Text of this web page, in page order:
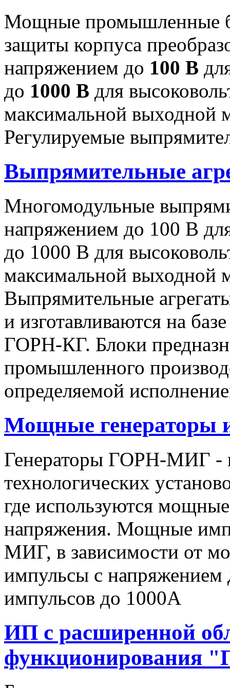
Мощные промышленные
защиты корпуса
напряжением до 100 В
до 1000 В для
максимальной
Регулируемые
Выпрямительные
Многомодульные
напряжением до 100 В
до 1000 В для
максимальной
Выпрямительные
и изготавливаются на
ГОРН-КГ. Блоки
промышленного
определяемой
Мощные
Генераторы ГОРН-МИГ -
технологических
где используются
напряжения. Мощные
МИГ, в зависимости от
импульсы c
импульсов до 1000А
ИП с расширенной
функционирования